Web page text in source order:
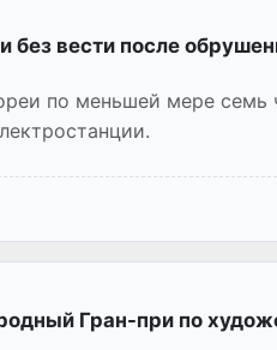
вести после
по меньшей мере семь
Гран-при по